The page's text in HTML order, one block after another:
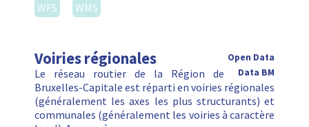
WFS
WMS
Voiries régionales
Open Data
Data BM
Le réseau routier de la Région de
Bruxelles-Capitale est réparti en voiries régionales
(généralement les axes les plus structurants) et
communales (généralement les voiries à caractère